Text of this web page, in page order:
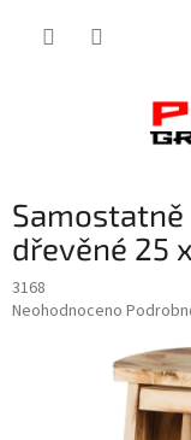
dřevěné 25
3168
Průměrné
Neohodnoceno